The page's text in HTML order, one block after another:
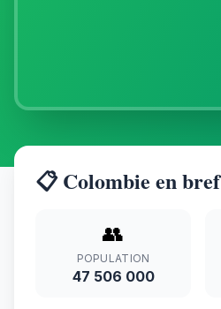
📋 Colombie en bref
👥
POPULATION
47 506 000